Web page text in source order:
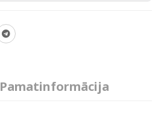
Pamatinformācija